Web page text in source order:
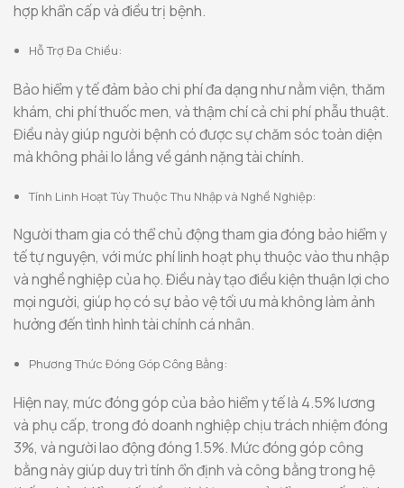
hợp khẩn cấp và điều trị bệnh.
Hỗ Trợ Đa Chiều:
Bảo hiểm y tế đảm bảo chi phí đa dạng như nằm viện, thăm
khám, chi phí thuốc men, và thậm chí cả chi phí phẫu thuật.
Điều này giúp người bệnh có được sự chăm sóc toàn diện
mà không phải lo lắng về gánh nặng tài chính.
Tính Linh Hoạt Tùy Thuộc Thu Nhập và Nghề Nghiệp:
Người tham gia có thể chủ động tham gia đóng bảo hiểm y
tế tự nguyện, với mức phí linh hoạt phụ thuộc vào thu nhập
và nghề nghiệp của họ. Điều này tạo điều kiện thuận lợi cho
mọi người, giúp họ có sự bảo vệ tối ưu mà không làm ảnh
hưởng đến tình hình tài chính cá nhân.
Phương Thức Đóng Góp Công Bằng:
Hiện nay, mức đóng góp của bảo hiểm y tế là 4.5% lương
và phụ cấp, trong đó doanh nghiệp chịu trách nhiệm đóng
3%, và người lao động đóng 1.5%. Mức đóng góp công
bằng này giúp duy trì tính ổn định và công bằng trong hệ